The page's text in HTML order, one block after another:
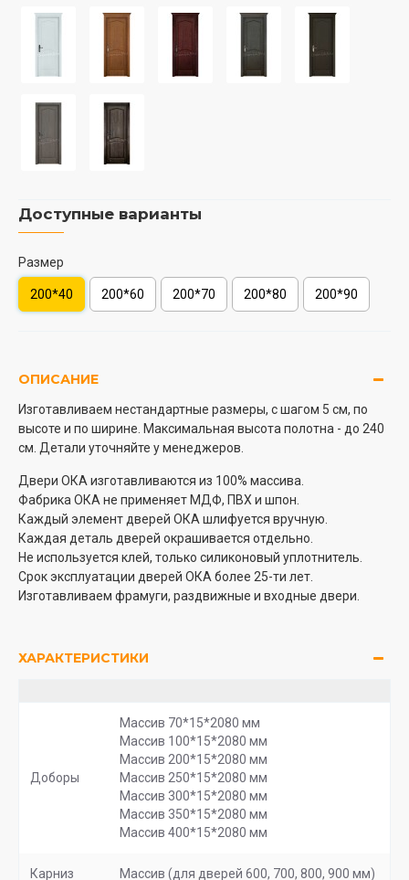
Доступные варианты
Размер
200*40 200*60 200*70 200*80 200*90
ОПИСАНИЕ
Изготавливаем нестандартные размеры, с шагом 5 см, по
высоте и по ширине. Максимальная высота полотна - до 240
см. Детали уточняйте у менеджеров.
Двери ОКА изготавливаются из 100% массива.
Фабрика ОКА не применяет МДФ, ПВХ и шпон.
Каждый элемент дверей ОКА шлифуется вручную.
Каждая деталь дверей окрашивается отдельно.
Не используется клей, только силиконовый уплотнитель.
Срок эксплуатации дверей ОКА более 25-ти лет.
Изготавливаем фрамуги, раздвижные и входные двери.
ХАРАКТЕРИСТИКИ
Доборы
Массив 70*15*2080 мм
Массив 100*15*2080 мм
Массив 200*15*2080 мм
Массив 250*15*2080 мм
Массив 300*15*2080 мм
Массив 350*15*2080 мм
Массив 400*15*2080 мм
Карниз Массив (для дверей 600, 700, 800, 900 мм)